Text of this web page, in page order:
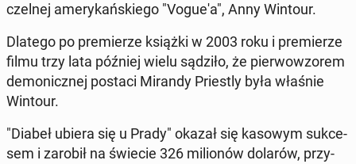
czel­nej ame­ry­kań­skie­go "Vogue'a", Anny Wintour.
Dlatego po pre­mie­rze książki w 2003 roku i pre­mie­rze
filmu trzy lata później wielu sądziło, że pier­wo­wzo­rem
de­mo­nicz­nej postaci Mirandy Prie­stly była właśnie
Wintour.
"Diabeł ubiera się u Prady" okazał się kasowym suk­ce­
sem i zarobił na świecie 326 mi­lio­nów dolarów, przy­